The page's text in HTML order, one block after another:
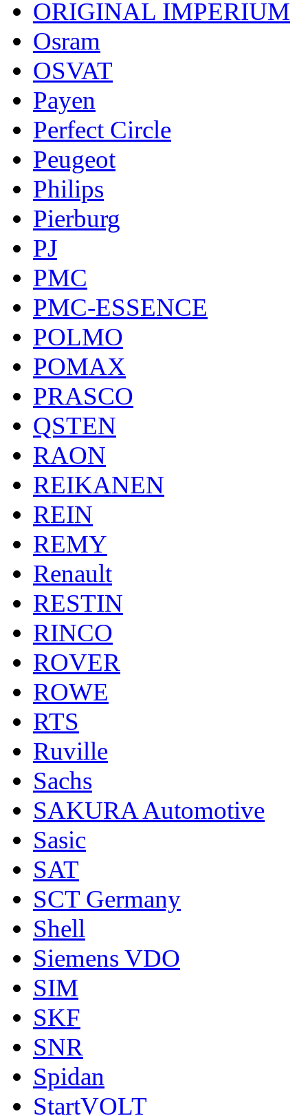
ORIGINAL IMPERIUM
Osram
OSVAT
Payen
Perfect Circle
Peugeot
Philips
Pierburg
PJ
PMC
PMC-ESSENCE
POLMO
POMAX
PRASCO
QSTEN
RAON
REIKANEN
REIN
REMY
Renault
RESTIN
RINCO
ROVER
ROWE
RTS
Ruville
Sachs
SAKURA Automotive
Sasic
SAT
SCT Germany
Shell
Siemens VDO
SIM
SKF
SNR
Spidan
StartVOLT